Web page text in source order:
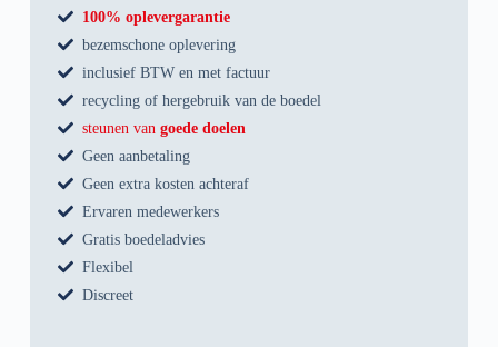
100% oplevergarantie
bezemschone oplevering
inclusief BTW en met factuur
recycling of hergebruik van de boedel
steunen vangoede doelen
Geen aanbetaling
Geen extra kosten achteraf
Ervaren medewerkers
Gratis boedeladvies
Flexibel
Discreet